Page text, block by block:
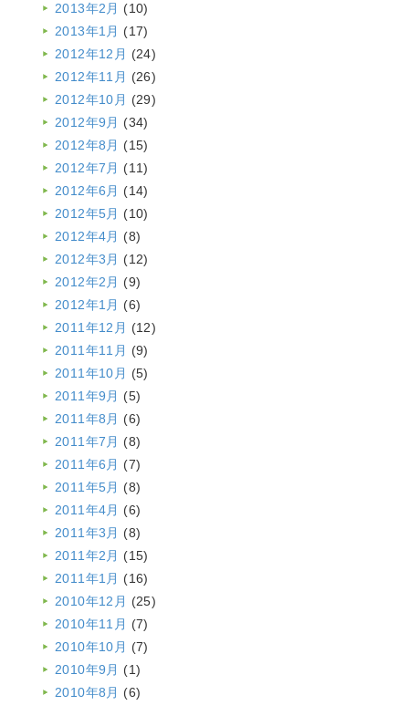
2013年2月 (10)
2013年1月 (17)
2012年12月 (24)
2012年11月 (26)
2012年10月 (29)
2012年9月 (34)
2012年8月 (15)
2012年7月 (11)
2012年6月 (14)
2012年5月 (10)
2012年4月 (8)
2012年3月 (12)
2012年2月 (9)
2012年1月 (6)
2011年12月 (12)
2011年11月 (9)
2011年10月 (5)
2011年9月 (5)
2011年8月 (6)
2011年7月 (8)
2011年6月 (7)
2011年5月 (8)
2011年4月 (6)
2011年3月 (8)
2011年2月 (15)
2011年1月 (16)
2010年12月 (25)
2010年11月 (7)
2010年10月 (7)
2010年9月 (1)
2010年8月 (6)